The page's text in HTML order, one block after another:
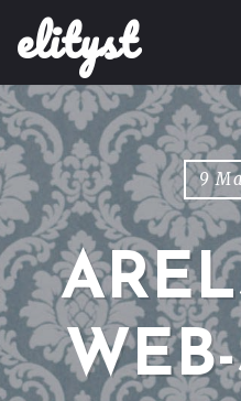
elityst
Skip to content
9